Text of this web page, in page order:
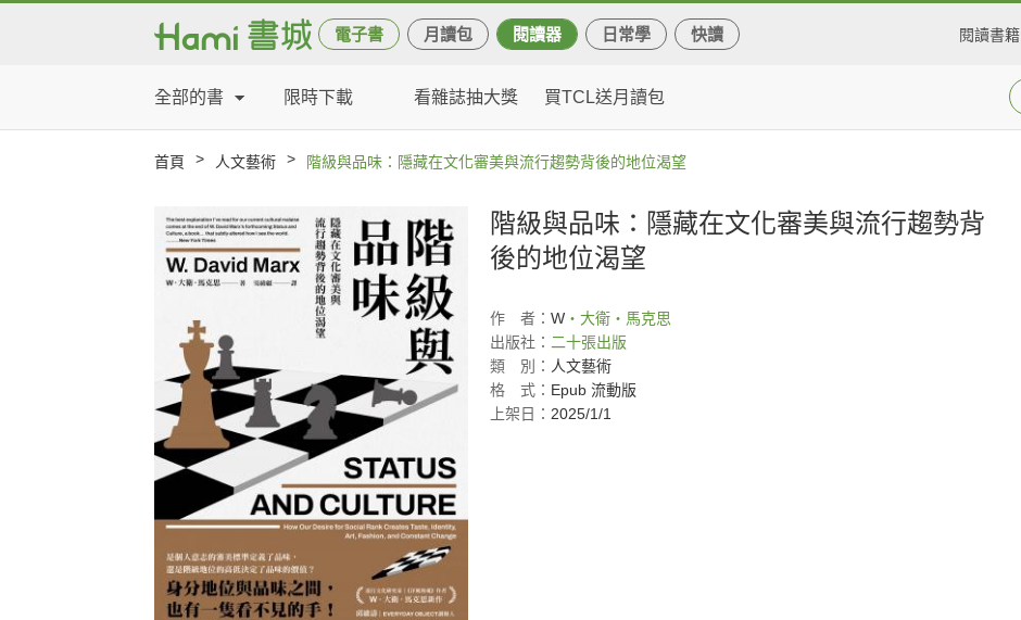
電子書 月讀包 閱讀器 日常學 快讀 閱讀書籍
全部的書 限時下載 看雜誌抽大獎 買TCL送月讀包
首頁 > 人文藝術 > 階級與品味：隱藏在文化審美與流行趨勢背後的地位渴望
階級與品味：隱藏在文化審美與流行趨勢背
後的地位渴望
作 者： W ‧大衛‧馬克思
出版社： 二十張出版
類
別： 人文藝術
格
式： Epub 流動版
上架日： 2025/1/1